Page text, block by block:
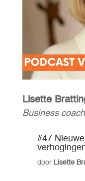
Lisette
Business coach
#47
door Lisette